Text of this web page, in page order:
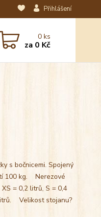
Přihlášení
0ks
za 0 Kč
s bočnicemi. Spojený
100 kg. Nerezové
= 0,2 litrů, S = 0,4
Velikost stojanu?